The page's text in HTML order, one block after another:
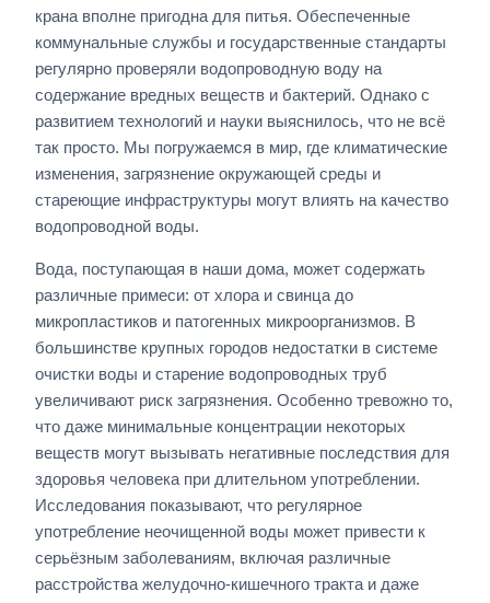
крана вполне пригодна для питья. Обеспеченные
коммунальные службы и государственные стандарты
регулярно проверяли водопроводную воду на
содержание вредных веществ и бактерий. Однако с
развитием технологий и науки выяснилось, что не всё
так просто. Мы погружаемся в мир, где климатические
изменения, загрязнение окружающей среды и
стареющие инфраструктуры могут влиять на качество
водопроводной воды.
Вода, поступающая в наши дома, может содержать
различные примеси: от хлора и свинца до
микропластиков и патогенных микроорганизмов. В
большинстве крупных городов недостатки в системе
очистки воды и старение водопроводных труб
увеличивают риск загрязнения. Особенно тревожно то,
что даже минимальные концентрации некоторых
веществ могут вызывать негативные последствия для
здоровья человека при длительном употреблении.
Исследования показывают, что регулярное
употребление неочищенной воды может привести к
серьёзным заболеваниям, включая различные
расстройства желудочно-кишечного тракта и даже